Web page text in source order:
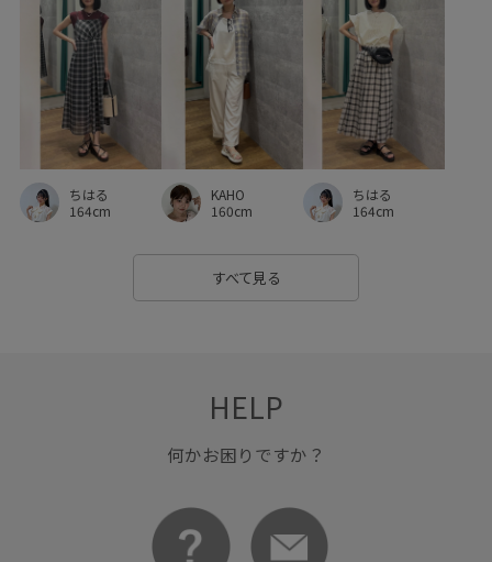
麻
ちはる
164cm
KAHO
160cm
ちはる
164cm
すべて見る
HELP
何かお困りですか？